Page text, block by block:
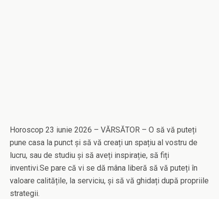
Horoscop 23 iunie 2026 – VĂRSĂTOR – O să vă puteți
pune casa la punct și să vă creați un spațiu al vostru de
lucru, sau de studiu și să aveți inspirație, să fiți
inventivi.Se pare că vi se dă mâna liberă să vă puteți în
valoare calitățile, la serviciu, și să vă ghidați după propriile
strategii.